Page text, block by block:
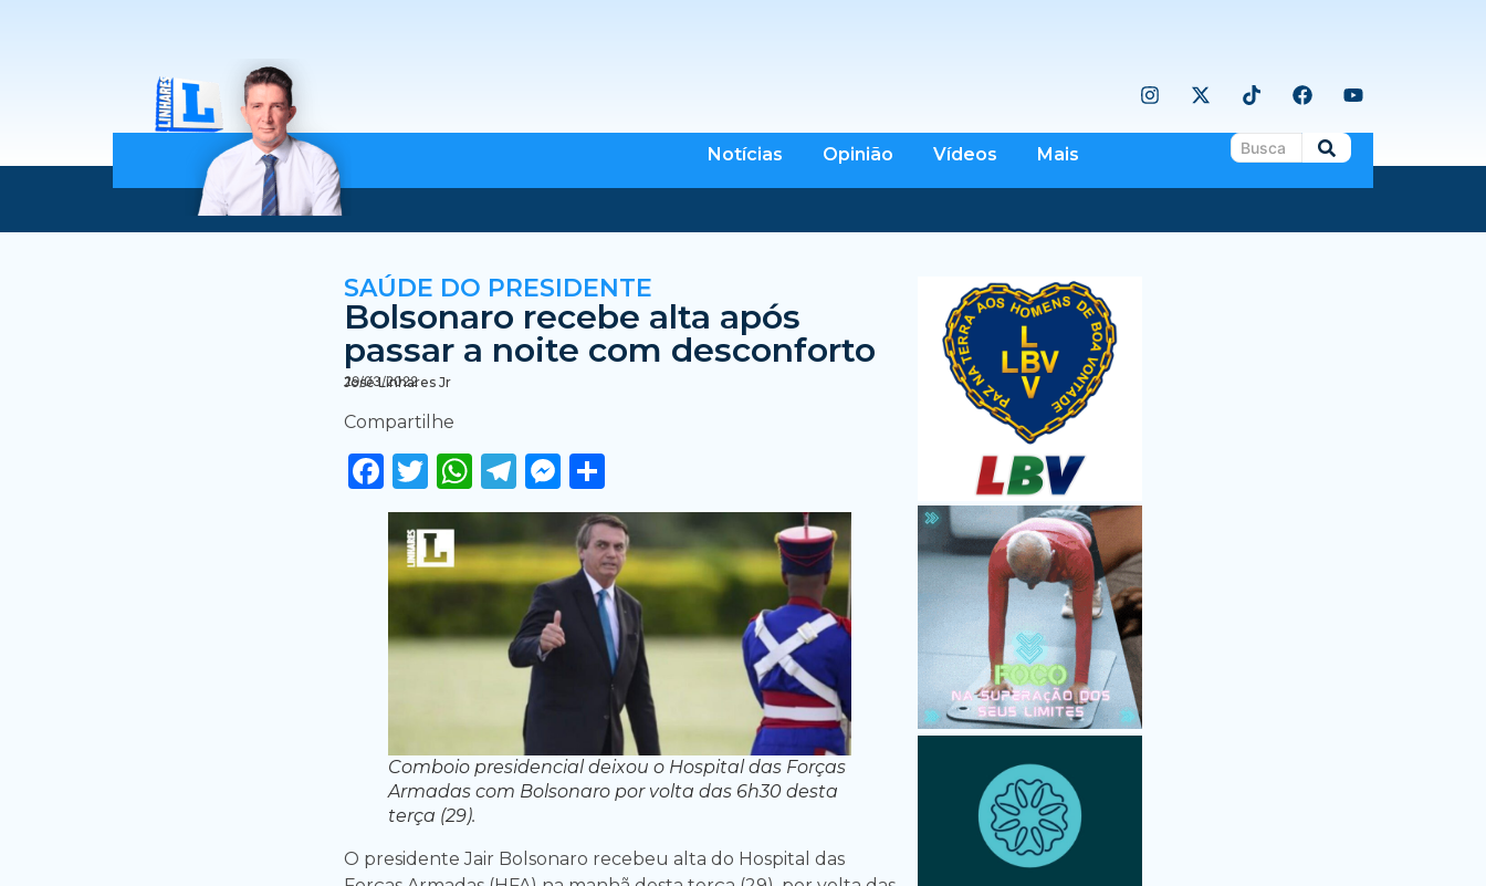
Notícias Opinião Vídeos Mais
SAÚDE DO PRESIDENTE
Bolsonaro recebe alta após
passar a noite com desconforto
José Linhares Jr
29/03/2022
Compartilhe
Facebook
Twitter
WhatsApp
Telegram
Messenger
Comboio presidencial deixou o Hospital das Forças
Armadas com Bolsonaro por volta das 6h30 desta
terça (29).
O presidente Jair Bolsonaro recebeu alta do Hospital das